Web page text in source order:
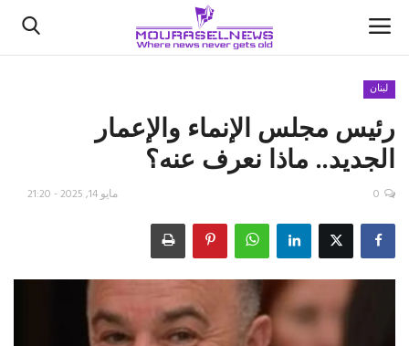
الأخبار
كتّابنا
اقتصاد
علوم وتكنولوجيا
لبنان
رئيس مجلس الإنماء والإعمار
الجديد.. ماذا نعرف عنه؟
مايو 14, 2025 - 21:20 0